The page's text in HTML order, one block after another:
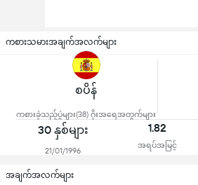
ကစားသမားအချက်အလက်များ
စပိန်
ကစားခဲ့သည့်ပွဲများ(38) ဂိုးအရေအတွက်များ
30 နှစ်များ
21/01/1996
1.82
အရပ်အမြင့်
အချက်အလက်များ